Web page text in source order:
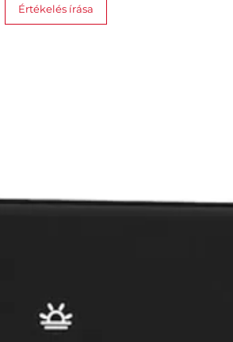
Értékelés írása